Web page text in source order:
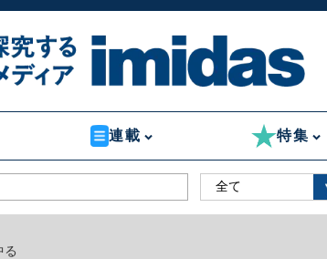
連載 特集
る